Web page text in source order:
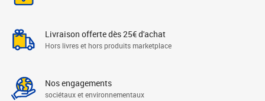
Livraison offerte dès 25€ d'achat
Hors livres et hors produits marketplace
Nos engagements
sociétaux et environnementaux